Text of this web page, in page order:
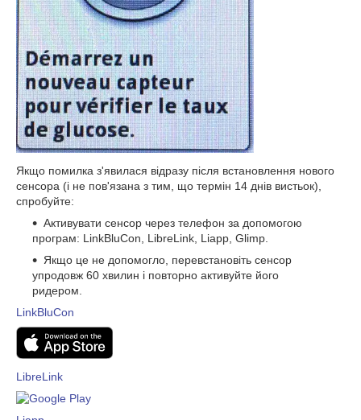
Якщо помилка з'явилася відразу після встановлення нового
сенсора (і не пов'язана з тим, що термін 14 днів вистьок),
спробуйте:
Активувати сенсор через телефон за допомогою
програм: LinkBluCon, LibreLink, Liapp, Glimp.
Якщо це не допомогло, перевстановіть сенсор
упродовж 60 хвилин і повторно активуйте його
ридером.
LinkBluCon
LibreLink